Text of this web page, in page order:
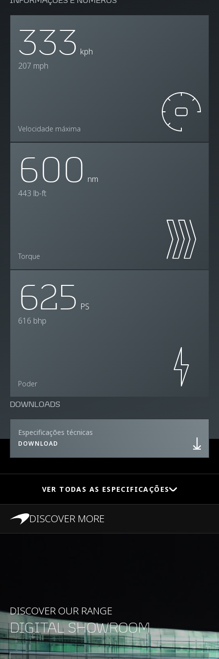
333 kph
207 mph
Velocidade máxima
600 nm
443 lb-ft
Torque
625 PS
616 bhp
Poder
DOWNLOADS
Especificações técnicas
DOWNLOAD
VER TODAS AS ESPECIFICAÇÕES
0-100 km/h 3,1 segundos
0-200 km/h 8,8 segundos
DISCOVER MORE
DISCOVER OUR RANGE
DIGITAL SHOWROOM